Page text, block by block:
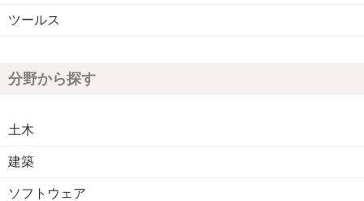
ツールス
分野から探す
土木
建築
ソフトウェア